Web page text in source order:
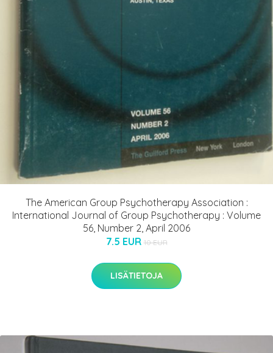
The American Group Psychotherapy Association :
International Journal of Group Psychotherapy : Volume
56, Number 2, April 2006
7.5 EUR 10 EUR
LISÄTIETOJA